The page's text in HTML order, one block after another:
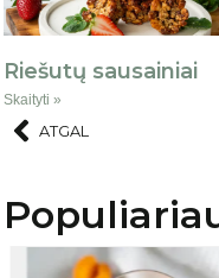
Riešutų sausainiai
Skaityti »
ATGAL